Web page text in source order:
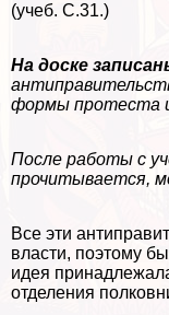
(учеб. С.31.)
На доске
формы протеста
После работы с
прочитывается,
Все эти
власти, поэтому
идея
отделения